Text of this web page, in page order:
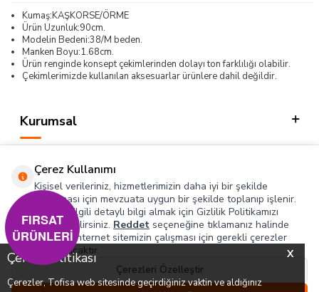
X
Çerez Politikası
Çerezler, Tofisa web sitesinde geçirdiğiniz vaktin ve aldığınız
0
Kumaş:KAŞKORSE/ÖRME
Ürün Uzunluk:90cm.
Modelin Bedeni:38/M beden.
Manken Boyu:1.68cm.
Ürün renginde konsept çekimlerinden dolayı ton farklılığı olabilir.
Çekimlerimizde kullanılan aksesuarlar ürünlere dahil değildir.
Kurumsal
Hızlı Erişim
Sosyal
Adres & İletişim
Çerez Kullanımı
Kişisel verileriniz, hizmetlerimizin daha iyi bir şekilde
sunulması için mevzuata uygun bir şekilde toplanıp işlenir.
Konuyla ilgili detaylı bilgi almak için Gizlilik Politikamızı
inceleyebilirsiniz. Reddet seçeneğine tıklamanız halinde
yalnızca internet sitemizin çalışması için gerekli çerezler
kullanılacaktır.
Çerezleri Özelleştir
FIRSAT
ÜRÜNLERİ